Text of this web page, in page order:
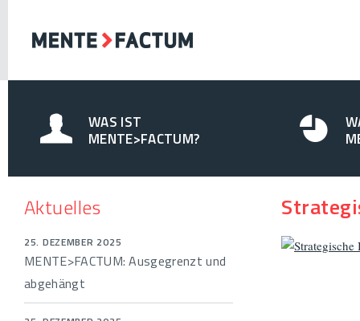
WAS IST
MENTE>FACTUM?
Aktuelles
25. DEZEMBER 2025
MENTE>FACTUM: Ausgegrenzt und
abgehängt